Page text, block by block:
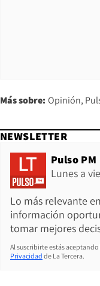
Más sobre: Opinión
NEWSLETTER
Pulso PM
Lunes a
Lo más relevante
información
tomar mejores
Al suscribirte estás aceptando
Privacidad de La Tercera.